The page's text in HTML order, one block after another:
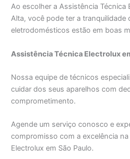
Ao escolher a Assistência Técnica
Alta, você pode ter a tranquilidade
eletrodomésticos estão em boas
Assistência Técnica Electrolux
Nossa equipe de técnicos
cuidar dos seus aparelhos com
comprometimento.
Agende um serviço conosco e
compromisso com a excelência
Electrolux em São Paulo.